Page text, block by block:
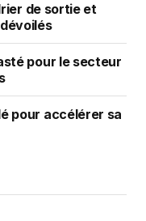
de sortie et
pour le secteur
pour accélérer sa